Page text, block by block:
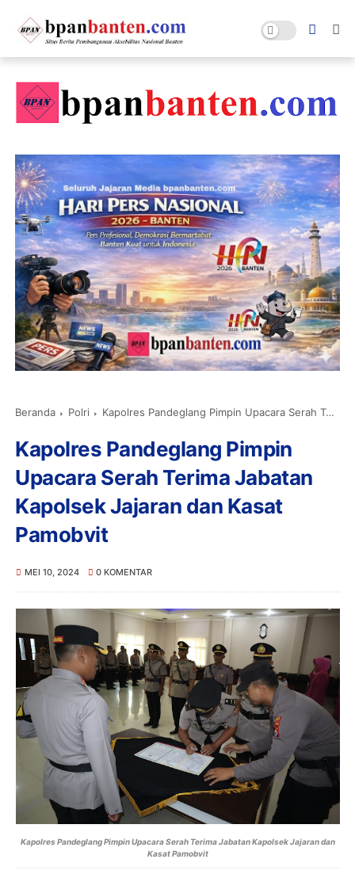
Beranda Polri Kapolres Pandeglang Pimpin Upacara Serah Terima Jabatan Kapolsek Jajaran dan Kasat Pamobvit
Kapolres Pandeglang Pimpin
Upacara Serah Terima Jabatan
Kapolsek Jajaran dan Kasat
Pamobvit
MEI 10, 2024 0 KOMENTAR
Kapolres Pandeglang Pimpin Upacara Serah Terima Jabatan Kapolsek Jajaran dan
Kasat Pamobvit